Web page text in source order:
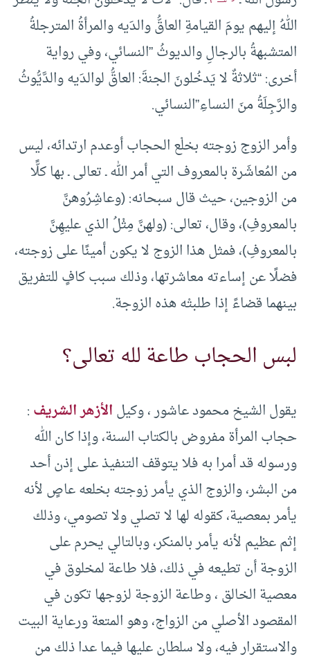
اللهُ إليهم يومَ القيامةِ العاقُّ والدَيه والمرأةُ المترجلةُ
المتشبهةُ بالرجالِ والديوثُ ”النسائي، وفي رواية
أخرى: “ثلاثةٌ لا يَدخُلونَ الجنةَ: العاقُّ لوالدَيه والدَّيُّوثُ
والرَّجِلَةُ منَ النساءِ”النسائي.
وأمر الزوج زوجته بخلْع الحجاب أوعدم ارتدائه، ليس
من المُعاشَرة بالمعروف التي أمر الله ـ تعالى ـ بها كلًّا
من الزوجين، حيث قال سبحانه: (وعاشِرُوهنَّ
بالمعروفِ)، وقال، تعالى: (ولهنَّ مِثْلُ الذي عليهِنَّ
بالمعروفِ)، فمثل هذا الزوج لا يكون أمينًا على زوجته،
فضلًا عن إساءته معاشرتها، وذلك سبب كافٍ للتفريق
بينهما قضاءً إذا طلبتْه هذه الزوجة.
لبس الحجاب طاعة لله تعالى؟
يقول الشيخ محمود عاشور ، وكيلالأزهر الشريف:
حجاب المرأة مفروض بالكتاب السنة، وإذا كان الله
ورسوله قد أمرا به فلا يتوقف التنفيذ على إذن أحد
من البشر، والزوج الذي يأمر زوجته بخلعه عاصٍ لأنه
يأمر بمعصية، كقوله لها لا تصلي ولا تصومي، وذلك
إثم عظيم لأنه يأمر بالمنكر، وبالتالي يحرم على
الزوجة أن تطيعه في ذلك، فلا طاعة لمخلوق في
معصية الخالق ، وطاعة الزوجة لزوجها تكون في
المقصود الأصلي من الزواج، وهو المتعة ورعاية البيت
والاستقرار فيه، ولا سلطان عليها فيما عدا ذلك من